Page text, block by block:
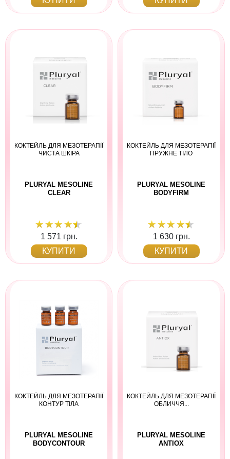
КОКТЕЙЛЬ ДЛЯ МЕЗОТЕРАПІЇ
ЧИСТА ШКІРА
PLURYAL MESOLINE
CLEAR
1 571 грн.
КУПИТИ
КОКТЕЙЛЬ ДЛЯ МЕЗОТЕРАПІЇ
ПРУЖНЕ ТІЛО
PLURYAL MESOLINE
BODYFIRM
1 630 грн.
КУПИТИ
КОКТЕЙЛЬ ДЛЯ МЕЗОТЕРАПІЇ
КОНТУР ТІЛА
PLURYAL MESOLINE
BODYCONTOUR
КОКТЕЙЛЬ ДЛЯ МЕЗОТЕРАПІЇ
ОБЛИЧЧЯ...
PLURYAL MESOLINE
ANTIOX